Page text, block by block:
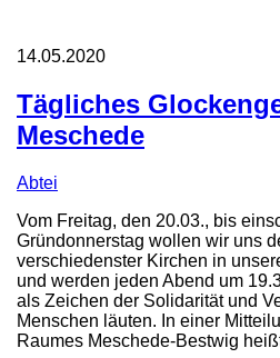
14.05.2020
Tägliches
Meschede
Abtei
Vom Freitag, den 20.03., bis
Gründonnerstag wollen wir uns
verschiedenster Kirchen in
und werden jeden Abend um
als Zeichen der Solidarität und
Menschen läuten. In einer
Raumes Meschede-Bestwig